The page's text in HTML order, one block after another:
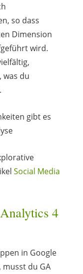
so dass
Dimension
wird.
was du
Social Media
4
in Google
du GA